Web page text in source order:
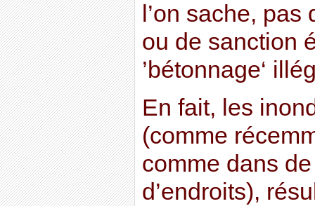
l’on sache,
ou de sanction
’bétonnage‘
En fait, les
(comme
comme dans
d’endroits),